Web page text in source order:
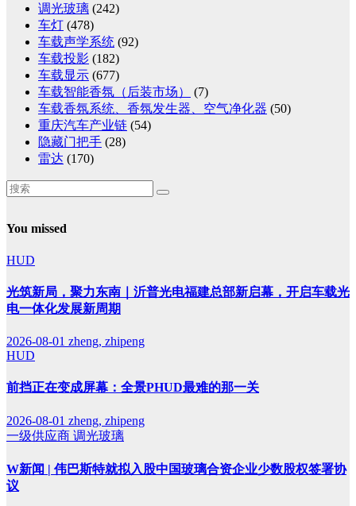
调光玻璃 (242)
车灯 (478)
车载声学系统 (92)
车载投影 (182)
车载显示 (677)
车载智能香氛（后装市场）
(7)
车载香氛系统、香氛发生器、空气净化器 (50)
重庆汽车产业链 (54)
隐藏门把手 (28)
雷达 (170)
You missed
HUD
光筑新局，聚力东南｜沂普光电福建总部新启幕，开启车载光
电一体化发展新周期
2026-08-01 zheng, zhipeng
HUD
前挡正在变成屏幕：全景PHUD最难的那一关
2026-08-01 zheng, zhipeng
一级供应商 调光玻璃
W新闻 | 伟巴斯特就拟入股中国玻璃合资企业少数股权签署协
议